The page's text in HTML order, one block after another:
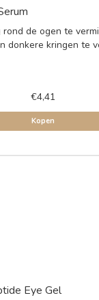
de ogen te
donkere kringen te
€4,41
Kopen
Eye Gel